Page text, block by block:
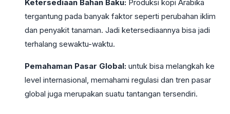
Ketersediaan Bahan Baku: Produksi kopi Arabika
tergantung pada banyak faktor seperti perubahan iklim
dan penyakit tanaman. Jadi ketersediaannya bisa jadi
terhalang sewaktu-waktu.
Pemahaman Pasar Global: untuk bisa melangkah ke
level internasional, memahami regulasi dan tren pasar
global juga merupakan suatu tantangan tersendiri.